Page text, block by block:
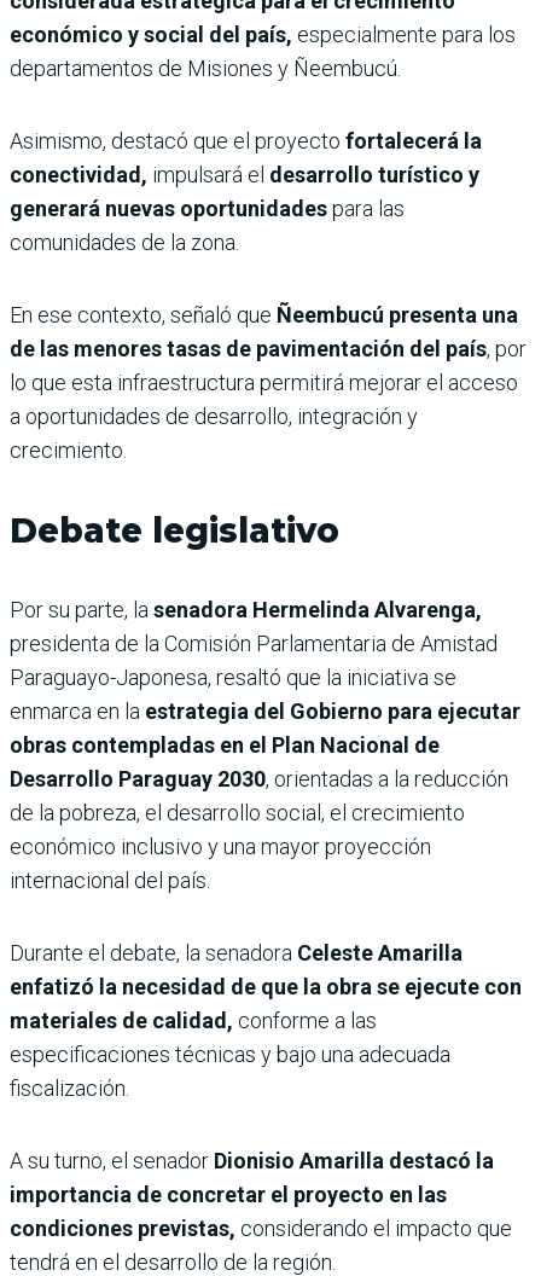
económico y social del país, especialmente para los
departamentos de Misiones y Ñeembucú.
Asimismo, destacó que el proyecto fortalecerá la
conectividad, impulsará el desarrollo turístico y
generará nuevas oportunidadespara las
comunidades de la zona.
En ese contexto, señaló que Ñeembucú presenta una
de las menores tasas de pavimentación del país, por
lo que esta infraestructura permitirá mejorar el acceso
a oportunidades de desarrollo, integración y
crecimiento.
Debate legislativo
Por su parte, la senadora Hermelinda Alvarenga,
presidenta de la Comisión Parlamentaria de Amistad
Paraguayo-Japonesa, resaltó que la iniciativa se
enmarca en la estrategia del Gobierno para ejecutar
obras contempladas en el Plan Nacional de
Desarrollo Paraguay 2030, orientadas a la reducción
de la pobreza, el desarrollo social, el crecimiento
económico inclusivo y una mayor proyección
internacional del país.
Durante el debate, la senadora Celeste Amarilla
enfatizó la necesidad de que la obra se ejecute con
materiales de calidad, conforme a las
especificaciones técnicas y bajo una adecuada
fiscalización.
A su turno, el senador Dionisio Amarilla destacó la
importancia de concretar el proyecto en las
condiciones previstas, considerando el impacto que
tendrá en el desarrollo de la región.